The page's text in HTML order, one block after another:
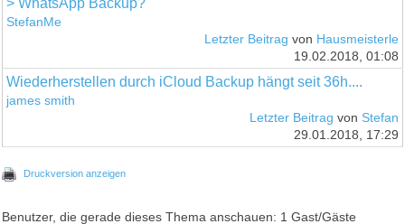
StefanMe
Letzter Beitrag von Hausmeisterle
19.02.2018, 01:08
Wiederherstellen durch iCloud Backup hängt seit 36h....
james smith
Letzter Beitrag von Stefan
29.01.2018, 17:29
Druckversion anzeigen
Benutzer, die gerade dieses Thema anschauen: 1 Gast/Gäste